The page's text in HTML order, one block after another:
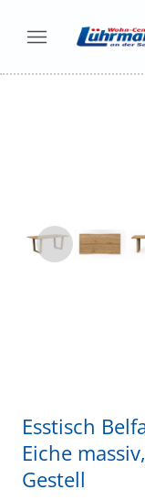
Esstisch
Eiche
Gestell